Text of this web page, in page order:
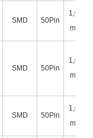
SMD 50Pin
1,02
mm
SMD 50Pin
1,02
mm
SMD 50Pin
1,02
mm